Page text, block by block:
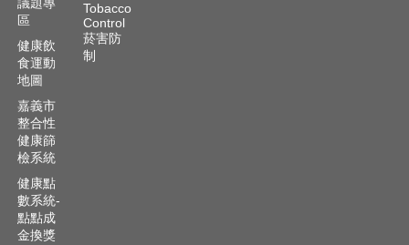
區
健康飲
食運動
地圖
嘉義市
整合性
健康篩
檢系統
健康點
數系統-
點點成
金換獎
Tobacco
Control
菸害防
制